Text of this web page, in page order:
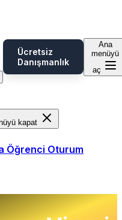
Ücretsiz
Danışmanlık
Ana
menüyü
aç
kapat
Öğrenci Oturum